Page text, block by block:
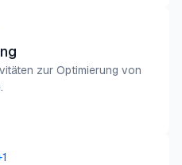
zur Optimierung von
1